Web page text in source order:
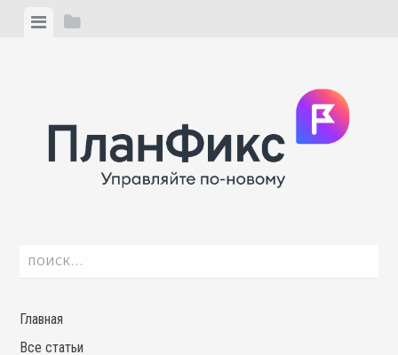
ViewView
Найти:
Главная
Все статьи